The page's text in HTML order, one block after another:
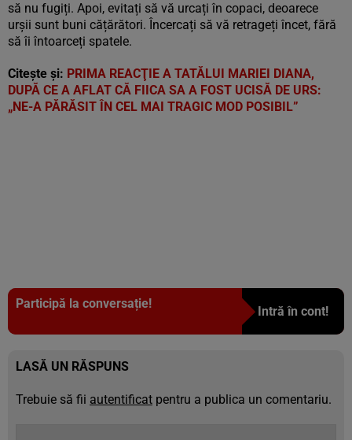
să nu fugiți. Apoi, evitați să vă urcați în copaci, deoarece
urșii sunt buni cățărători. Încercați să vă retrageți încet, fără
să îi întoarceți spatele.
Citește și: PRIMA REACŢIE A TATĂLUI MARIEI DIANA,
DUPĂ CE A AFLAT CĂ FIICA SA A FOST UCISĂ DE URS:
„NE-A PĂRĂSIT ÎN CEL MAI TRAGIC MOD POSIBIL”
Participă la conversație!
Intră în cont!
LASĂ UN RĂSPUNS
Trebuie să fii autentificat pentru a publica un comentariu.